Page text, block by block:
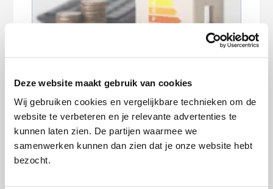
Deze website maakt gebruik van cookies
Wij gebruiken cookies en vergelijkbare technieken om de
website te verbeteren en je relevante advertenties te
kunnen laten zien. De partijen waarmee we
samenwerken kunnen dan zien dat je onze website hebt
bezocht.
augustus 2026